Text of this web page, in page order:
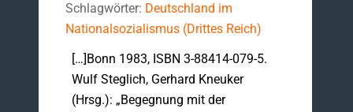
Schlagwörter: Deutschland im
Nationalsozialismus (Drittes Reich)
[…]Bonn 1983, ISBN 3-88414-079-5.
Wulf Steglich, Gerhard Kneuker
(Hrsg.): „Begegnung mit der